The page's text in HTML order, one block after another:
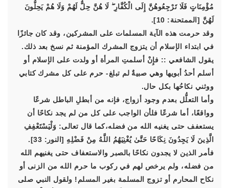
مُؤْمِنَاتٍ فَلَا تَرْجِعُوهُنَّ إِلَى الْكُفَّارِ ۖ لَا هُنَّ حِلٌّ لَهُمْ وَلَا هُمْ يَحِلُّونَ
لَهُنَّ [الممتحنة: 10].
وقد حرمت هذه الآية المسلمات على المشركين، وقد كان جائزًا
في ابتداء الإسلام أن يتزوج المشرك المؤمنة ثم نسخ بعد ذلك.
يقول الشافعي :: فإِنْ أسلمتِ المرأة أو ولدت على الإسلام أو
أسلم أحدُ أبويها وهي صبيةٌ لم تبلغ- حرم على كل مشرك كتابي
ووثني نكاحُها بكل حال.
وأما التعلُّل بعدم وجود أزواج، فإنه من أبطلِ الباطل شرعًا
وواقعًا، أما شرعًا فلأن الواجب على كل من لم يجد نكاحًا أن
يستعفف حتى يغنيه الله من فضله،كما قال تعالى: وَلْيَسْتَعْفِفِ
الَّذِينَ لَا يَجِدُونَ نِكَاحًا حَتَّىٰ يُغْنِيَهُمُ اللَّهُ مِنْ فَضْلِهِ [النور: 33].
فأمر الذين لا يجدون نكاحًا بالصبر والاستعفاف حتى يغنيهم الله
من فضله، ولم يرخص لهم في ركوب ما حرم الله من الزنى أو
نكاح المحارم أو تزوج المسلمة بغير المسلم! ولقول النبي صلى